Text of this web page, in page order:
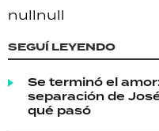
nullnull
SEGUÍ LEYENDO
Se terminó el
separación de
qué pasó